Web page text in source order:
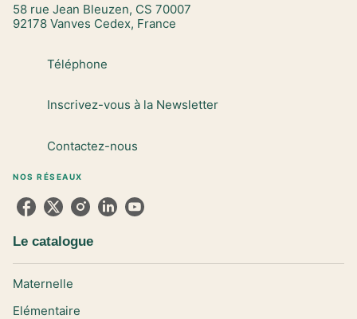
58 rue Jean Bleuzen, CS 70007
92178 Vanves Cedex, France
Téléphone
Inscrivez-vous à la Newsletter
Contactez-nous
NOS RÉSEAUX
Le catalogue
Maternelle
Elémentaire